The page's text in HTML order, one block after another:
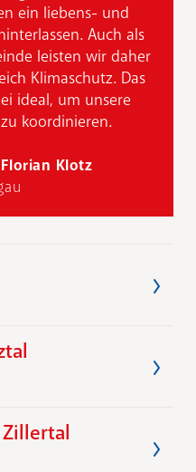
ein liebens- und
Auch als
leisten wir daher
Klimaschutz. Das
ideal, um unsere
koordinieren.
Klotz